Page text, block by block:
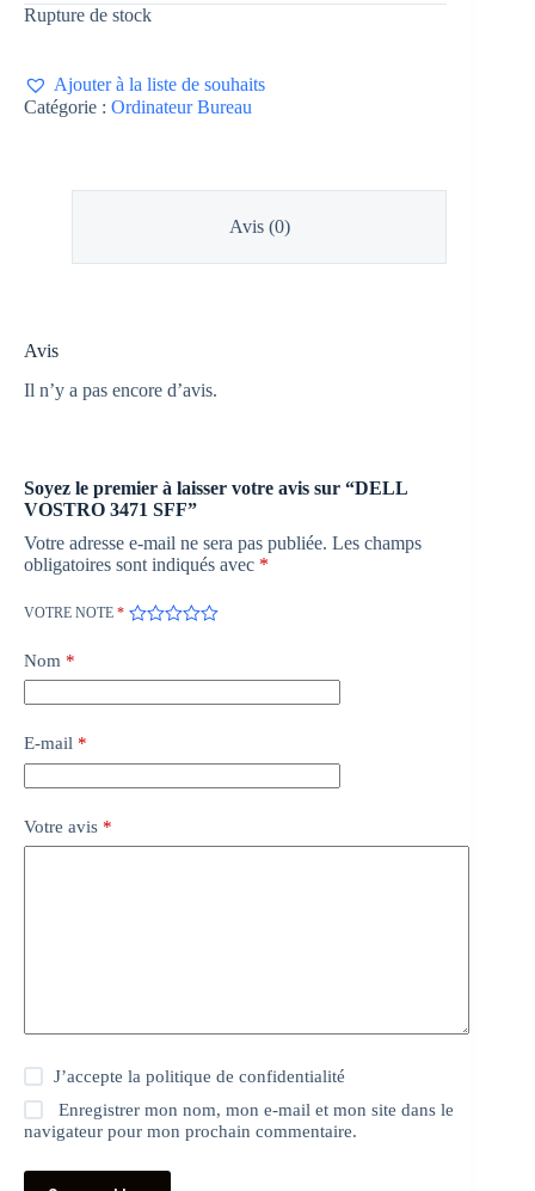
Rupture de stock
Ajouter à la liste de souhaits
Catégorie : Ordinateur Bureau
Avis (0)
Avis
Il n’y a pas encore d’avis.
Soyez le premier à laisser votre avis sur “DELL
VOSTRO 3471 SFF”
Votre adresse e-mail ne sera pas publiée. Les champs
obligatoires sont indiqués avec *
VOTRE NOTE *
Nom *
E-mail *
Votre avis *
J’accepte lapolitique de confidentialité
Enregistrer mon nom, mon e-mail et mon site dans le
navigateur pour mon prochain commentaire.